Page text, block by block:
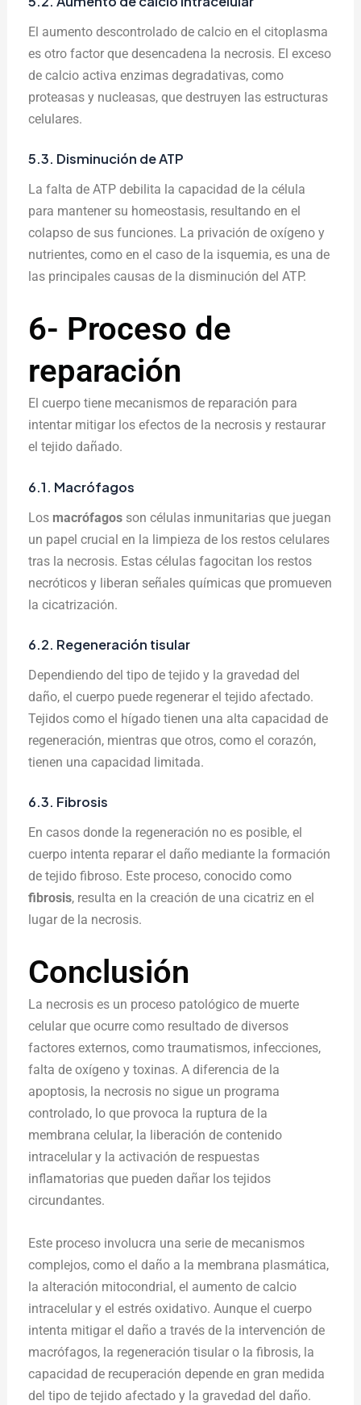
El aumento descontrolado de calcio en el citoplasma
es otro factor que desencadena la necrosis. El exceso
de calcio activa enzimas degradativas, como
proteasas y nucleasas, que destruyen las estructuras
celulares.
5.3. Disminución de ATP
La falta de ATP debilita la capacidad de la célula
para mantener su homeostasis, resultando en el
colapso de sus funciones. La privación de oxígeno y
nutrientes, como en el caso de la isquemia, es una de
las principales causas de la disminución del ATP.
6- Proceso de
reparación
El cuerpo tiene mecanismos de reparación para
intentar mitigar los efectos de la necrosis y restaurar
el tejido dañado.
6.1. Macrófagos
Los macrófagos son células inmunitarias que juegan
un papel crucial en la limpieza de los restos celulares
tras la necrosis. Estas células fagocitan los restos
necróticos y liberan señales químicas que promueven
la cicatrización.
6.2. Regeneración tisular
Dependiendo del tipo de tejido y la gravedad del
daño, el cuerpo puede regenerar el tejido afectado.
Tejidos como el hígado tienen una alta capacidad de
regeneración, mientras que otros, como el corazón,
tienen una capacidad limitada.
6.3. Fibrosis
En casos donde la regeneración no es posible, el
cuerpo intenta reparar el daño mediante la formación
de tejido fibroso. Este proceso, conocido como
fibrosis, resulta en la creación de una cicatriz en el
lugar de la necrosis.
Conclusión
La necrosis es un proceso patológico de muerte
celular que ocurre como resultado de diversos
factores externos, como traumatismos, infecciones,
falta de oxígeno y toxinas. A diferencia de la
apoptosis, la necrosis no sigue un programa
controlado, lo que provoca la ruptura de la
membrana celular, la liberación de contenido
intracelular y la activación de respuestas
inflamatorias que pueden dañar los tejidos
circundantes.
Este proceso involucra una serie de mecanismos
complejos, como el daño a la membrana plasmática,
la alteración mitocondrial, el aumento de calcio
intracelular y el estrés oxidativo. Aunque el cuerpo
intenta mitigar el daño a través de la intervención de
macrófagos, la regeneración tisular o la fibrosis, la
capacidad de recuperación depende en gran medida
del tipo de tejido afectado y la gravedad del daño.